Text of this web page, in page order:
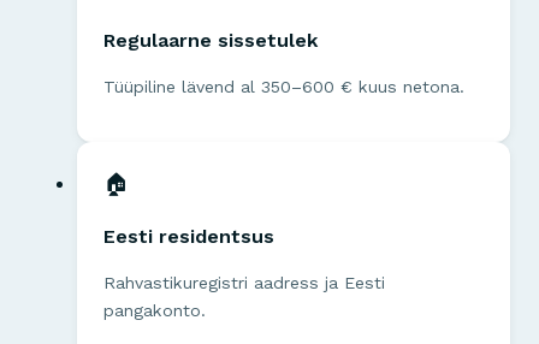
Regulaarne sissetulek
Tüüpiline lävend al 350–600 € kuus netona.
🏠
Eesti residentsus
Rahvastikuregistri aadress ja Eesti
pangakonto.